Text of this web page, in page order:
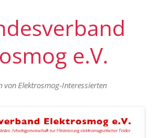
e.V.
von Elektrosmog-Interessierten